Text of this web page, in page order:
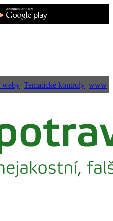
weby Tematické kontroly www